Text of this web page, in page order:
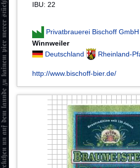
IBU: 22
Privatbrauerei Bischoff
Winnweiler
Deutschland
Rheinland-
http://www.bischoff-bier.de/